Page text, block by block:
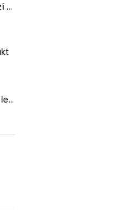
Granule pro dospělé psy (XS-S) - Hovězí + Krůtí
Granule pro dospělé psy (XS-S) - Jelen lesní (SENSITIVE) 9kg